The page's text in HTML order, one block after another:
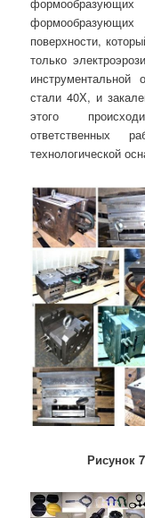
поверхности,
только
инструментальной
стали 40Х, и
этого
ответственных
технологической
Рисунок